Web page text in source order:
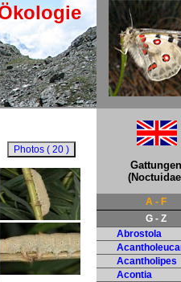
Gattungen
A - F
G - Z
Abrostola
Acantholipes
Acontia